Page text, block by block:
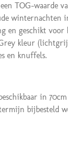
TOG-waarde
winternachten
en geschikt
kleur
en knuffels.
in
bijbesteld